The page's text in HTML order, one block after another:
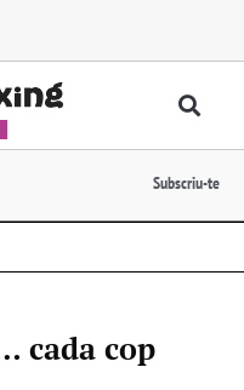
Subscriu-te
cada cop